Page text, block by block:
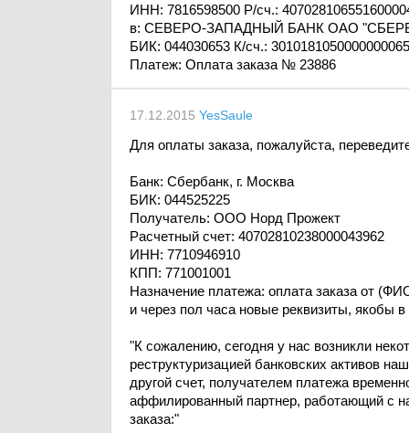
ИНН: 7816598500 P/сч.:
в: СЕВЕРО-ЗАПАДНЫЙ БАНК ОАО
БИК: 044030653 К/сч.:
Платеж: Оплата заказа № 23886
17.12.2015 YesSaule
Для оплаты заказа, пожалуйста,
Банк: Сбербанк, г. Москва
БИК: 044525225
Получатель: ООО Норд Прожект
Расчетный счет: 40702810238000043962
ИНН: 7710946910
КПП: 771001001
Назначение платежа: оплата заказа от
и через пол часа новые реквизиты, якобы в
"К сожалению, сегодня у нас возникли
реструктуризацией банковских активов
другой счет, получателем платежа
аффилированный партнер, работающий с
заказа:"